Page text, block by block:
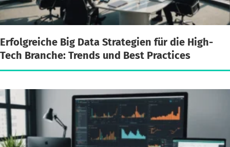
Erfolgreiche Big Data Strategien für die High-
Tech Branche: Trends und Best Practices